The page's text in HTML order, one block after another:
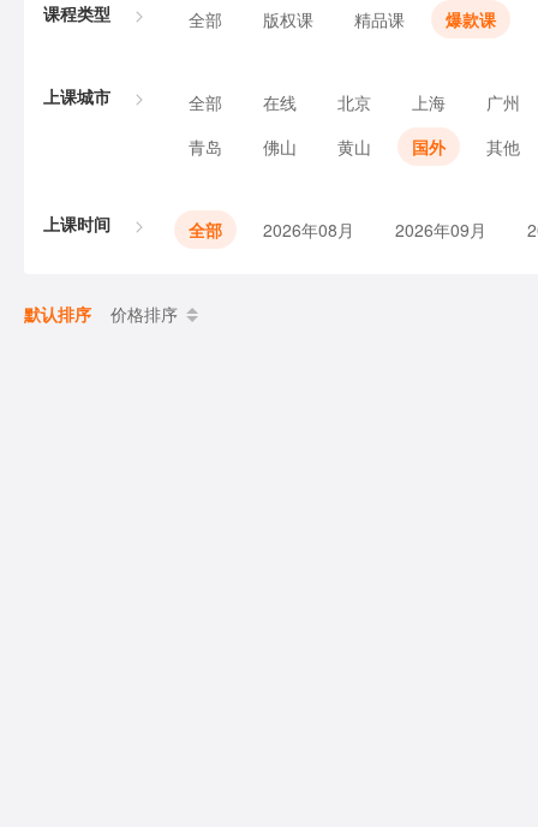
课程类型 全部 版权课 精品课 爆款课
上课城市 全部 在线 北京 上海
广州
青岛
佛山 黄山 国外 其他
上课时间 全部 2026年08月 2026年09月
默认排序 价格排序